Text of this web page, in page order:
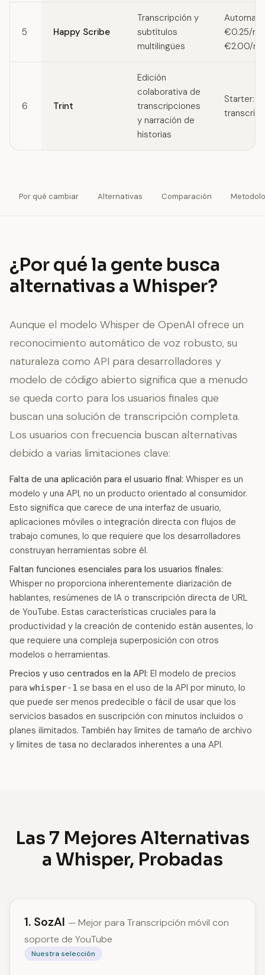
5 Happy Scribe
Transcripción y
subtítulos
multilingües
€0.25/
€2.00/
6 Trint
Edición
colaborativa de
transcripciones
y narración de
historias
Starter:
Por qué cambiar Alternativas Comparación
¿Por qué la gente busca
alternativas a Whisper?
Aunque el modelo Whisper de OpenAI ofrece un
reconocimiento automático de voz robusto, su
naturaleza como API para desarrolladores y
modelo de código abierto significa que a menudo
se queda corto para los usuarios finales que
buscan una solución de transcripción completa.
Los usuarios con frecuencia buscan alternativas
debido a varias limitaciones clave:
Falta de una aplicación para el usuario final: Whisper es un
modelo y una API, no un producto orientado al consumidor.
Esto significa que carece de una interfaz de usuario,
aplicaciones móviles o integración directa con flujos de
trabajo comunes, lo que requiere que los desarrolladores
construyan herramientas sobre él.
Faltan funciones esenciales para los usuarios finales:
Whisper no proporciona inherentemente diarización de
hablantes, resúmenes de IA o transcripción directa de URL
de YouTube. Estas características cruciales para la
productividad y la creación de contenido están ausentes, lo
que requiere una compleja superposición con otros
modelos o herramientas.
Precios y uso centrados en la API: El modelo de precios
para whisper-1 se basa en el uso de la API por minuto, lo
que puede ser menos predecible o fácil de usar que los
servicios basados en suscripción con minutos incluidos o
planes ilimitados. También hay límites de tamaño de archivo
y límites de tasa no declarados inherentes a una API.
Las 7 Mejores Alternativas
a Whisper, Probadas
1. SozAI — Mejor para Transcripción móvil con
soporte de YouTube
Nuestra selección